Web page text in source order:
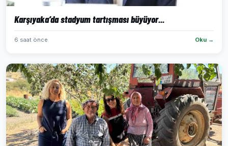
Karşıyaka’da stadyum tartışması büyüyor...
6 saat önce Oku →